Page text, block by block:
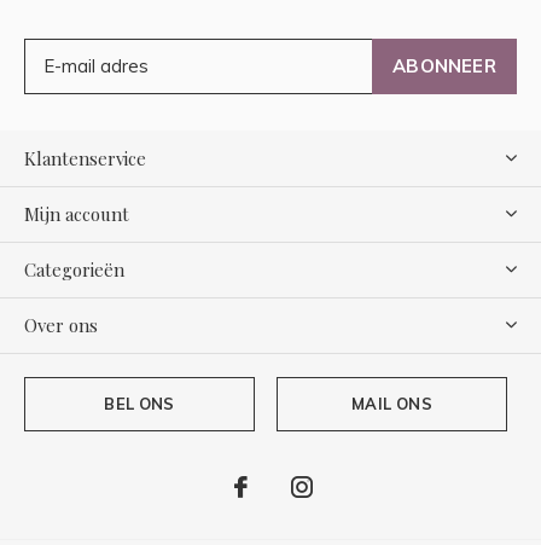
ABONNEER
Klantenservice
Mijn account
Categorieën
Over ons
BEL ONS MAIL ONS